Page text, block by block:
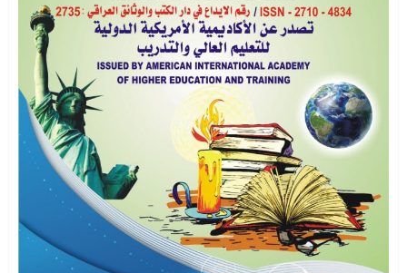
اصدار العدد الحادي عشر – الجزء الثالث
سبتمبر 1, 2022
اصدار العدد الحادي عشر – الجزء الثاني
سبتمبر 1, 2022